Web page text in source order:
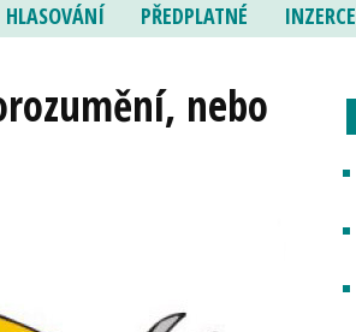
HLASOVÁNÍ PŘEDPLATNÉ INZERCE
nebo